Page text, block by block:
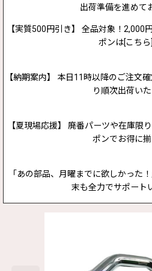
出荷準備を進めて
【実質500円引き】 全品対象！2,000
ポンは[こちら
【納期案内】 本日11時以降のご注文
り順次出荷い
【夏現場応援】 廃番パーツや在庫限
ポンでお得に
「あの部品、月曜までに欲しかった
末も全力でサポート